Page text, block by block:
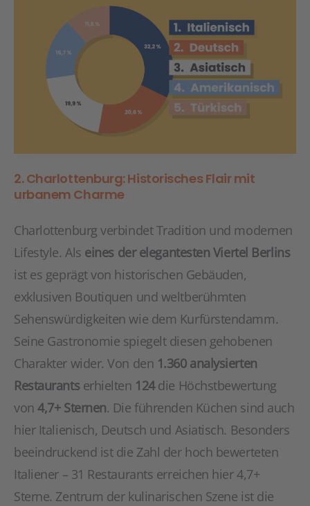
2. Charlottenburg: Historisches Flair mit
urbanem Charme
Charlottenburg verbindet Tradition und modernen
Lifestyle. Als eines der elegantesten Viertel Berlins
ist es geprägt von historischen Gebäuden,
exklusiven Boutiquen und weltberühmten
Sehenswürdigkeiten wie dem Kurfürstendamm.
Seine Gastronomie spiegelt diesen gehobenen
Charakter wider. Von den 1.360 analysierten
Restaurants erhielten 124die Höchstbewertung
von4,7+ Sternen. Die führenden Küchen sind auch
hier Italienisch, Deutsch und Asiatisch. Besonders
beeindruckend ist die Zahl der hoch bewerteten
Italiener – 31 Restaurants erreichen hier 4,7+
Sterne. Zentrum der kulinarischen Szene ist die